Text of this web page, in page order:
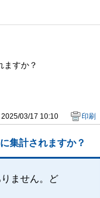
ますか？
2025/03/17 10:10 印刷
集計されますか？
ません。ど